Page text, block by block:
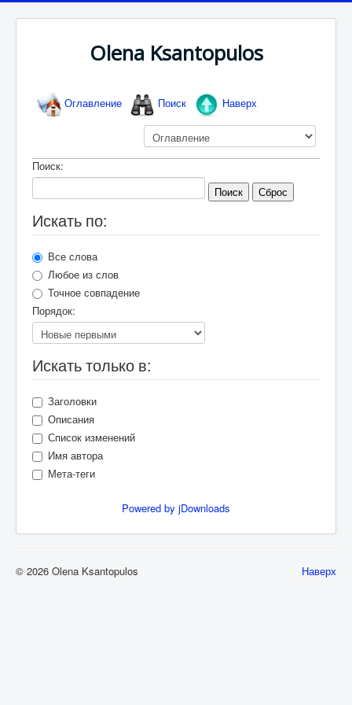
Olena Ksantopulos
Оглавление Поиск Наверх
Поиск:
Поиск
Сброс
Искать по:
Все слова
Любое из слов
Точное совпадение
Порядок:
Искать только в:
Заголовки
Описания
Список изменений
Имя автора
Мета-теги
Powered by jDownloads
Наверх
© 2026 Olena Ksantopulos